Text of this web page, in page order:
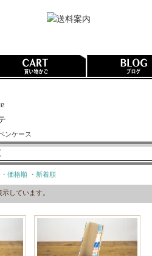
ンケース
・価格順 ・新着順
しています。